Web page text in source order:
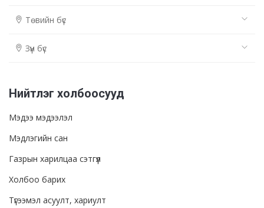
Төвийн бүс
Зүүн бүс
Нийтлэг холбоосууд
Мэдээ мэдээлэл
Мэдлэгийн сан
Газрын харилцаа сэтгүүл
Холбоо барих
Түгээмэл асуулт, хариулт